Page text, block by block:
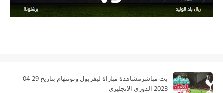
بث مباشرمشاهدة مباراة ليفربول وتوتنهام بتاريخ 29-04-
2023 الدوري الانجليزي